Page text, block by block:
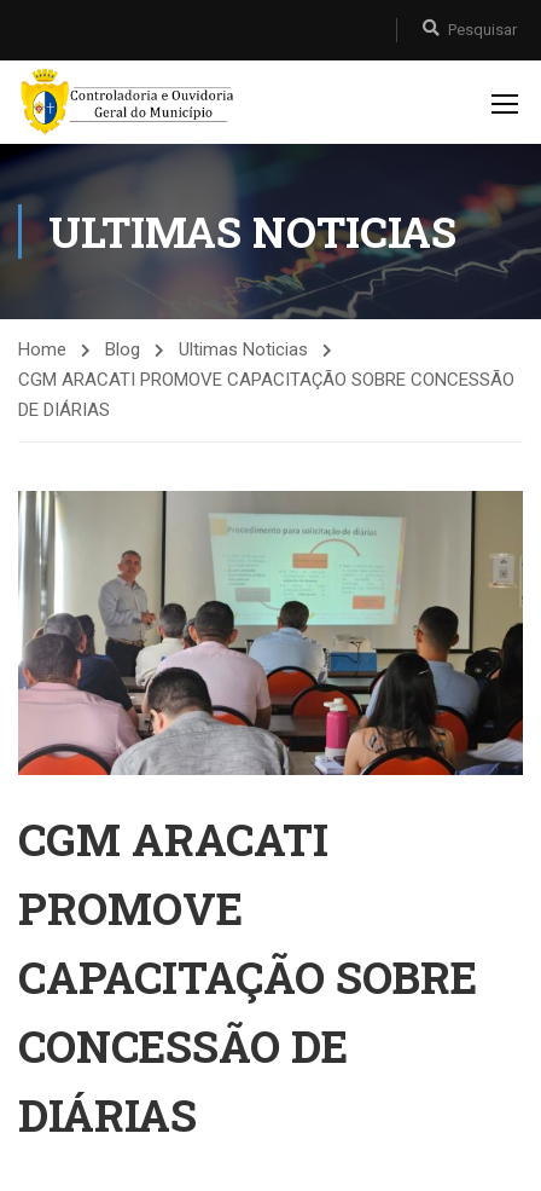
ULTIMAS NOTICIAS
Home Blog
Ultimas Noticias
CGM ARACATI PROMOVE CAPACITAÇÃO SOBRE CONCESSÃO
DE DIÁRIAS
CGM ARACATI
PROMOVE
CAPACITAÇÃO SOBRE
CONCESSÃO DE
DIÁRIAS